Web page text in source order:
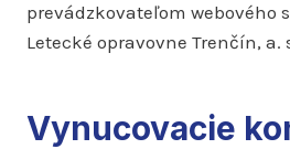
prevádzkovateľom webového
Letecké opravovne Trenčín, a.
Vynucovacie